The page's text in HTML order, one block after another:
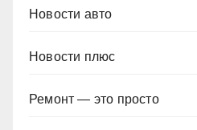
Новости авто
Новости плюс
Ремонт — это просто